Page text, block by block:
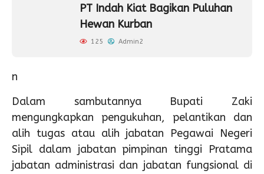
PT Indah Kiat Bagikan Puluhan
Hewan Kurban
125 Admin2
n
Dalam sambutannya Bupati Zaki
mengungkapkan pengukuhan, pelantikan dan
alih tugas atau alih jabatan Pegawai Negeri
Sipil dalam jabatan pimpinan tinggi Pratama
jabatan administrasi dan jabatan fungsional di